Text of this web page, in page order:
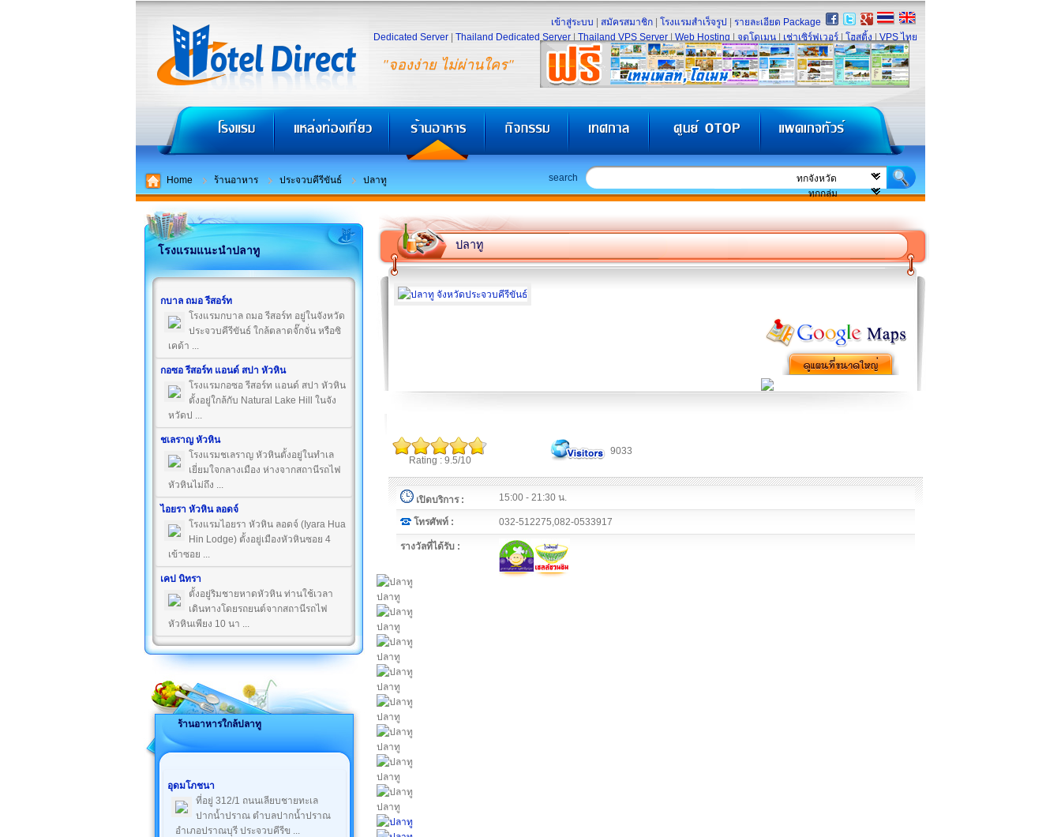
"จองง่าย ไม่ผ่านใคร"
เข้าสู่ระบบ สมัครสมาชิก โรงแรมสำเร็จรูป
รายละเอียด Package
Dedicated Server
Thailand Dedicated Server Thailand VPS Server Web Hosting จดโดเมน เช่าเซิร์ฟเวอร์ โฮสติ้ง VPS ไทย
Home ร้านอาหาร ประจวบคีรีขันธ์ ปลาทู search
โรงแรมแนะนำปลาทู
กบาล ถมอ รีสอร์ท
โรงแรมกบาล ถมอ รีสอร์ท อยู่ในจังหวัด
ประจวบคีรีขันธ์ ใกล้ตลาดจั๊กจั่น หรือซิ
เคด้า ...
กอซอ รีสอร์ท แอนด์ สปา หัวหิน
โรงแรมกอซอ รีสอร์ท แอนด์ สปา หัวหิน
ตั้งอยู่ใกล้กับ Natural Lake Hill ในจัง
หวัดป ...
ชเลราญ หัวหิน
โรงแรมชเลราญ หัวหินตั้งอยู่ในทำเล
เยี่ยมใจกลางเมือง ห่างจากสถานีรถไฟ
หัวหินไม่ถึง ...
ไอยรา หัวหิน ลอดจ์
โรงแรมไอยรา หัวหิน ลอดจ์ (Iyara Hua
Hin Lodge) ตั้งอยู่เมืองหัวหินซอย 4
เข้าซอย ...
เคป นิทรา
ตั้งอยู่ริมชายหาดหัวหิน ท่านใช้เวลา
เดินทางโดยรถยนต์จากสถานีรถไฟ
หัวหินเพียง 10 นา ...
ร้านอาหารใกล้ปลาทู
อุดมโภชนา
ที่อยู่ 312/1 ถนนเลียบชายทะเล
ปากน้ำปราณ ตำบลปากน้ำปราณ
อำเภอปราณบุรี ประจวบคีรีข ...
ปลาทู
Rating : 9.5/10
9033
เปิดบริการ : 15:00 - 21:30 น.
โทรศัพท์ : 032-512275,082-0533917
รางวัลที่ได้รับ :
ปลาทู
ปลาทู
ปลาทู
ปลาทู
ปลาทู
ปลาทู
ปลาทู
ปลาทู